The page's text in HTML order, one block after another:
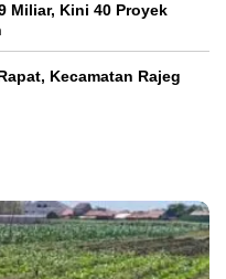
Miliar, Kini 40 Proyek
Kecamatan Rajeg